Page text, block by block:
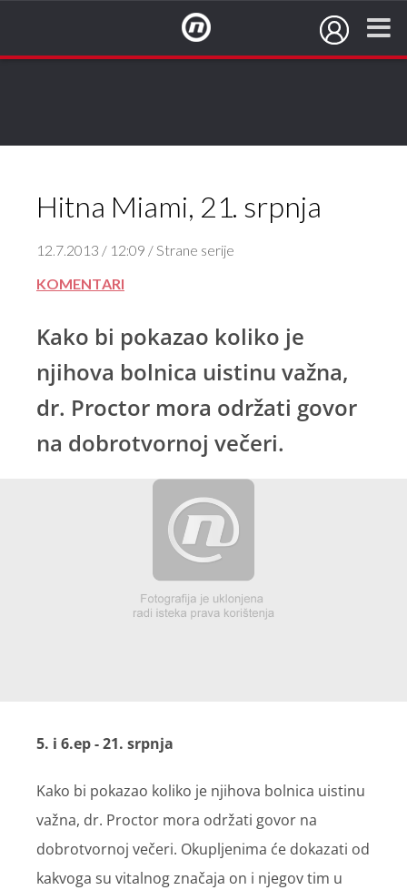
Hitna Miami, 21. srpnja
12.7.2013 / 12:09 / Strane serije
KOMENTARI
Kako bi pokazao koliko je
njihova bolnica uistinu važna,
dr. Proctor mora održati govor
na dobrotvornoj večeri.
5. i 6.ep - 21. srpnja
Kako bi pokazao koliko je njihova bolnica uistinu
važna, dr. Proctor mora održati govor na
dobrotvornoj večeri. Okupljenima će dokazati od
kakvoga su vitalnog značaja on i njegov tim u